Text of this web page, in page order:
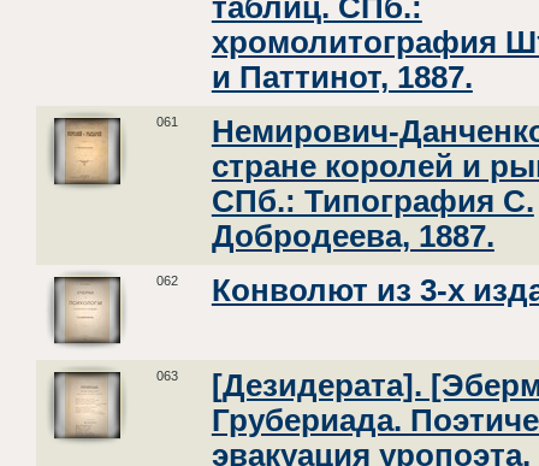
таблиц. СПб.:
хромолитография
и Паттинот, 1887.
061
Немирович-
стране королей и
СПб.: Типография С.
Добродеева, 1887.
062 Конволют из 3-х
063
[Дезидерата].
Грубериада.
эвакуация уропоэта.